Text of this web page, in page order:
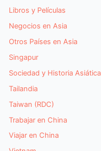
Libros y Películas
Negocios en Asia
Otros Países en Asia
Singapur
Sociedad y Historia Asiática
Tailandia
Taiwan (RDC)
Trabajar en China
Viajar en China